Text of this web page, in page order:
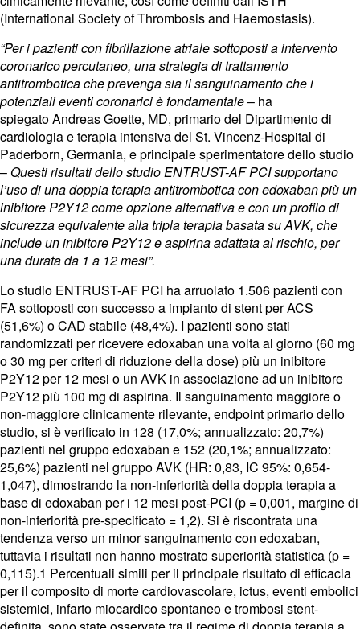
(International Society of Thrombosis and Haemostasis).
“Per i pazienti con fibrillazione atriale sottoposti a intervento
coronarico percutaneo, una strategia di trattamento
antitrombotica che prevenga sia il sanguinamento che i
potenziali eventi coronarici è fondamentale– ha
spiegatoAndreas Goette, MD, primario del Dipartimento di
cardiologia e terapia intensiva del St. Vincenz-Hospital di
Paderborn, Germania, e principale sperimentatore dello studio
– Questi risultati dello studio ENTRUST-AF PCI supportano
l’uso di una doppia terapia antitrombotica con edoxaban più un
inibitore P2Y12 come opzione alternativa e con un profilo di
sicurezza equivalente alla tripla terapia basata su AVK, che
include un inibitore P2Y12 e aspirina adattata al rischio, per
una durata da 1 a 12 mesi”.
Lo studio ENTRUST-AF PCI ha arruolato 1.506 pazienti con
FA sottoposti con successo a impianto di stent per ACS
(51,6%) o CAD stabile (48,4%). I pazienti sono stati
randomizzati per ricevere edoxaban una volta al giorno (60 mg
o 30 mg per criteri di riduzione della dose) più un inibitore
P2Y12 per 12 mesi o un AVK in associazione ad un inibitore
P2Y12 più 100 mg di aspirina. Il sanguinamento maggiore o
non-maggiore clinicamente rilevante, endpoint primario dello
studio, si è verificato in 128 (17,0%; annualizzato: 20,7%)
pazienti nel gruppo edoxaban e 152 (20,1%; annualizzato:
25,6%) pazienti nel gruppo AVK (HR: 0,83, IC 95%: 0,654-
1,047), dimostrando la non-inferiorità della doppia terapia a
base di edoxaban per i 12 mesi post-PCI (p = 0,001, margine di
non-inferiorità pre-specificato = 1,2). Si è riscontrata una
tendenza verso un minor sanguinamento con edoxaban,
tuttavia i risultati non hanno mostrato superiorità statistica (p =
0,115).1 Percentuali simili per il principale risultato di efficacia
per il composito di morte cardiovascolare, ictus, eventi embolici
sistemici, infarto miocardico spontaneo e trombosi stent-